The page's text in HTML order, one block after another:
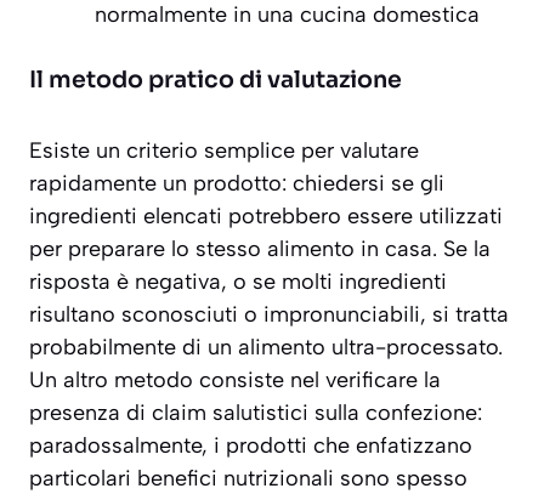
normalmente in una cucina domestica
Il metodo pratico di valutazione
Esiste un criterio semplice per valutare
rapidamente un prodotto: chiedersi se gli
ingredienti elencati potrebbero essere utilizzati
per preparare lo stesso alimento in casa. Se la
risposta è negativa, o se molti ingredienti
risultano sconosciuti o impronunciabili, si tratta
probabilmente di un alimento ultra-processato.
Un altro metodo consiste nel verificare la
presenza di claim salutistici sulla confezione:
paradossalmente, i prodotti che enfatizzano
particolari benefici nutrizionali sono spesso